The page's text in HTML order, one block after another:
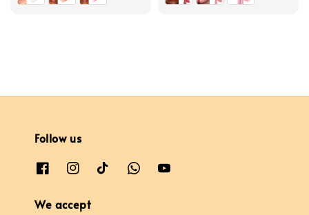
Follow us
We accept